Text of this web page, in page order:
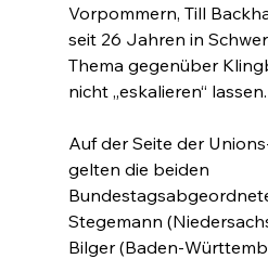
Vorpommern, Till
seit 26 Jahren in
Thema gegenüber
nicht „eskalieren“ lassen.
Auf der Seite der
gelten die beiden
Stegemann
Bilger (Baden-